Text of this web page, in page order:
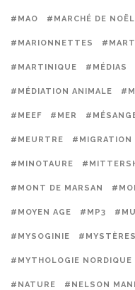
#MAO #MARCHÉ DE NOËL
#MARIONNETTES
#MARTINIQUE #MÉDIAS
#MÉDIATION ANIMALE
#MEEF #MER
#MEURTRE #MIGRATION
#MINOTAURE
#MONT DE MARSAN
#MOYEN AGE #MP3
#MYSOGINIE #MYSTÈRES
#MYTHOLOGIE NORDIQUE
#NATURE #NELSON